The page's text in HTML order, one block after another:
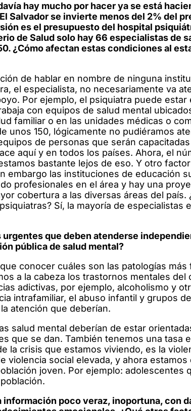
hay mucho por hacer ya se está
Salvador se invierte menos del 2% del
es el presupuesto del hospital
de Salud solo hay 66 especialistas de
¿Cómo afectan estas condiciones al
de hablar en nombre de ninguna
el especialista, no necesariamente va
Por ejemplo, el psiquiatra puede
con equipos de salud mental
familiar o en las unidades médicas o
unos 150, lógicamente no pudiéramos
de personas que serán
aquí y en todos los países. Ahora, el
bastante lejos de eso. Y otro
embargo las instituciones de educación
profesionales en el área y hay una
cobertura a las diversas áreas del país.
Sí, la mayoría de especialistas
urgentes que deben atenderse
pública de salud mental?
conocer cuáles son las patologías
a la cabeza los trastornos mentales
adictivas, por ejemplo, alcoholismo y
intrafamiliar, el abuso infantil y grupos
atención que deberían.
salud mental deberían de estar
que se dan. También tenemos una tasa
la crisis que estamos viviendo, es la
violencia social elevada, y ahora
joven. Por ejemplo: adolescentes
información poco veraz, inoportuna, con